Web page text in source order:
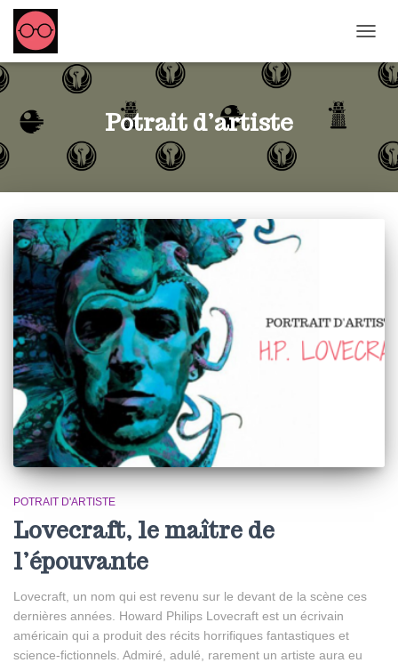
Potrait d’artiste
POTRAIT D'ARTISTE
Lovecraft, le maître de
l’épouvante
Lovecraft, un nom qui est revenu sur le devant de la scène ces
dernières années. Howard Philips Lovecraft est un écrivain
américain qui a produit des récits horrifiques fantastiques et
science-fictionnels. Admiré, adulé, rarement un artiste aura eu